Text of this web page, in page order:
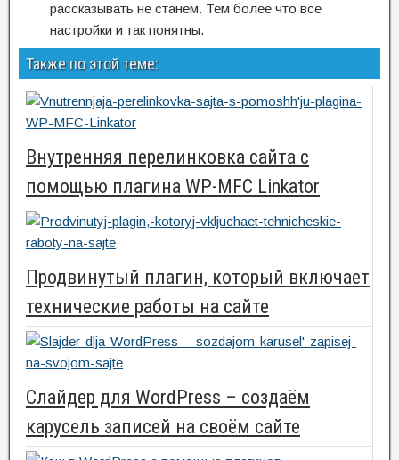
рассказывать не станем. Тем более что все
настройки и так понятны.
Также по этой теме:
Внутренняя перелинковка сайта с
помощью плагина WP-MFC Linkator
Продвинутый плагин, который включает
технические работы на сайте
Слайдер для WordPress – создаём
карусель записей на своём сайте